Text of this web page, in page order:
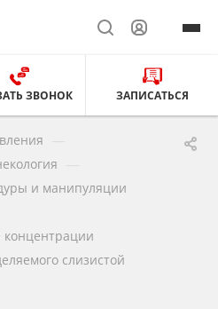
ЗВОНОК ЗАПИСАТЬСЯ
и манипуляции
концентрации
слизистой